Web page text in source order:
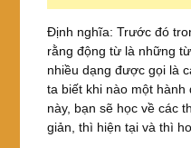
Định nghĩa: Trước đó
rằng động từ là những
nhiều dạng được gọi là
ta biết khi nào một hành
này, bạn sẽ học về các
giản, thì hiện tại và thì